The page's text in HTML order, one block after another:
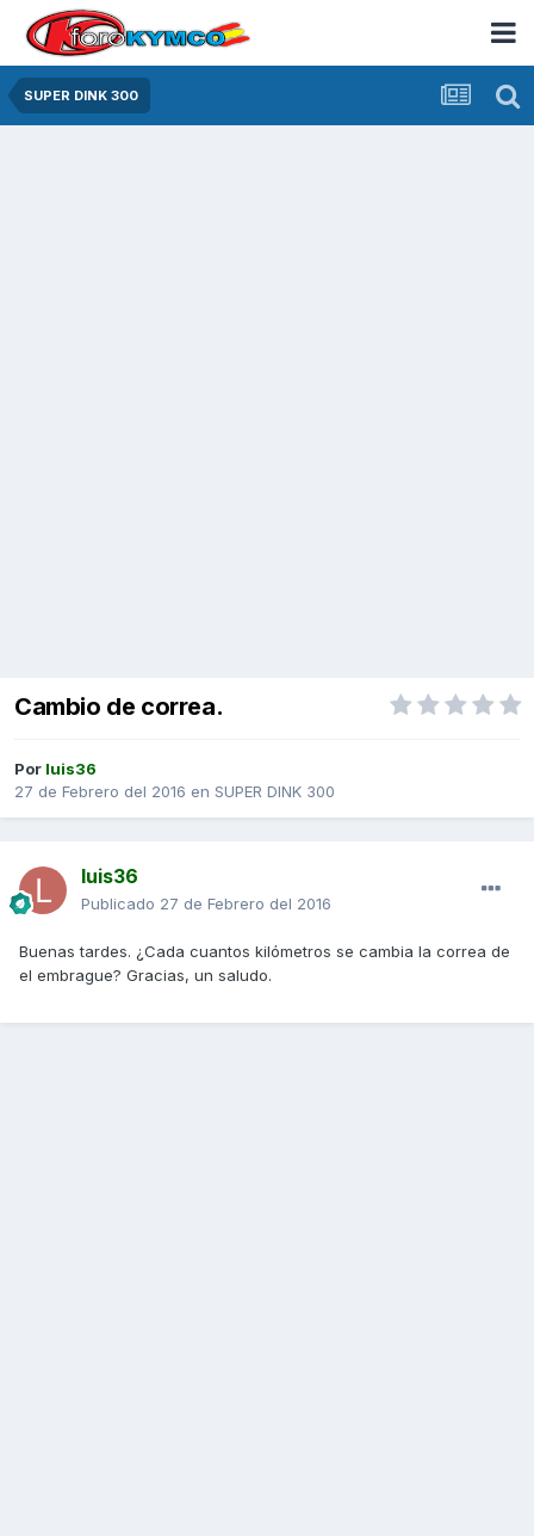
SUPER DINK 300
Cambio de correa.
Por luis36
27 de Febrero del 2016 en SUPER DINK 300
luis36
Publicado 27 de Febrero del 2016
Buenas tardes. ¿Cada cuantos kilómetros se cambia la correa de
el embrague? Gracias, un saludo.